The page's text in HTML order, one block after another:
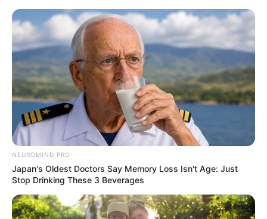
au
contenu AU PETIT PARIEUR
Pronostic Gratuit du Tiercé Quinté PMU du jour
Menu
NEUROMIND PRO
Japan's Oldest Doctors Say Memory Loss Isn't Age: Just
Stop Drinking These 3 Beverages